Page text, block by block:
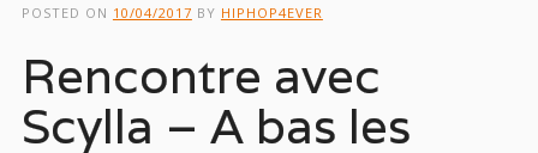
POSTED ON 10/04/2017 BY HIPHOP4EVER
Rencontre avec
Scylla – A bas les